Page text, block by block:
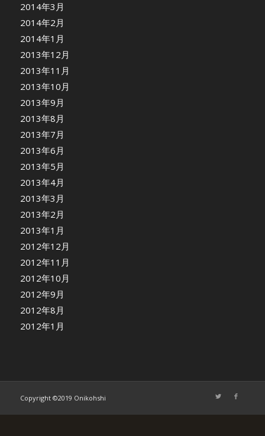
2014年3月
2014年2月
2014年1月
2013年12月
2013年11月
2013年10月
2013年9月
2013年8月
2013年7月
2013年6月
2013年5月
2013年4月
2013年3月
2013年2月
2013年1月
2012年12月
2012年11月
2012年10月
2012年9月
2012年8月
2012年1月
Copyright ©2019 Onikohshi